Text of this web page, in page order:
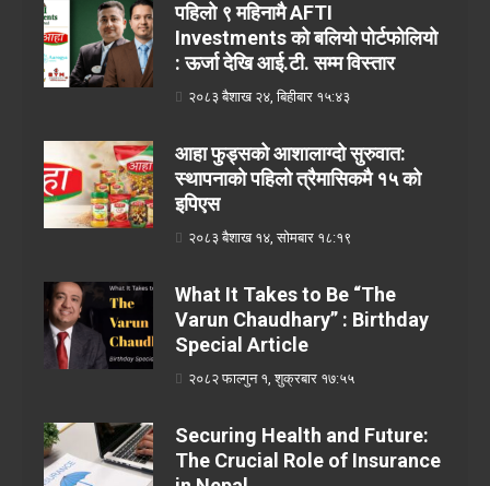
पहिलो ९ महिनामै AFTI
Investments को बलियो पोर्टफोलियो
: ऊर्जा देखि आई.टी. सम्म विस्तार
२०८३ बैशाख २४, बिहीबार १५:४३
आहा फुड्सको आशालाग्दो सुरुवात:
स्थापनाको पहिलो त्रैमासिकमै १५ को
इपिएस
२०८३ बैशाख १४, सोमबार १८:१९
What It Takes to Be “The
Varun Chaudhary” : Birthday
Special Article
२०८२ फाल्गुन १, शुक्रबार १७:५५
Securing Health and Future:
The Crucial Role of Insurance